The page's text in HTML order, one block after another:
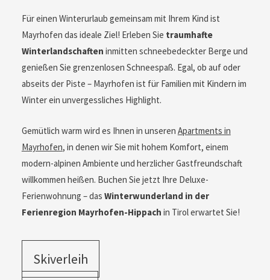
Für einen Winterurlaub gemeinsam mit Ihrem Kind ist
Mayrhofen das ideale Ziel! Erleben Sie traumhafte
Winterlandschaften inmitten schneebedeckter Berge und
genießen Sie grenzenlosen Schneespaß. Egal, ob auf oder
abseits der Piste – Mayrhofen ist für Familien mit Kindern im
Winter ein unvergessliches Highlight.
Gemütlich warm wird es Ihnen in unseren Apartments in
Mayrhofen, in denen wir Sie mit hohem Komfort, einem
modern-alpinen Ambiente und herzlicher Gastfreundschaft
willkommen heißen. Buchen Sie jetzt Ihre Deluxe-
Ferienwohnung – das Winterwunderland in der
Ferienregion Mayrhofen-Hippach in Tirol erwartet Sie!
Skiverleih